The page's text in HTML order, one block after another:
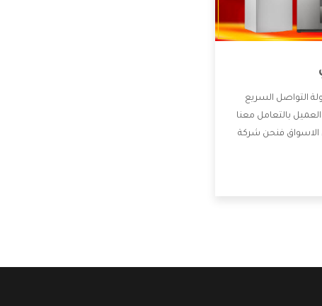
التواصل السريع
بالتعامل معنا
الاسواق فنحن شركة
تكون منها خدمة